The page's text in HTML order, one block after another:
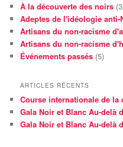
À la découverte des noirs
Adeptes de l'idéologie anti-
Artisans du non-racisme
Artisans du non-racisme
Événements passés (5)
ARTICLES RÉCENTS
Course internationale de
Gala Noir et Blanc Au-delà
Gala Noir et Blanc Au-delà